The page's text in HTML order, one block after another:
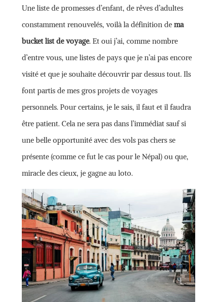
Une liste de promesses d’enfant, de rêves d’adultes
constamment renouvelés, voilà la définition de ma
bucket list de voyage. Et oui j’ai, comme nombre
d’entre vous, une listes de pays que je n’ai pas encore
visité et que je souhaite découvrir par dessus tout. Ils
font partis de mes gros projets de voyages
personnels. Pour certains, je le sais, il faut et il faudra
être patient. Cela ne sera pas dans l’immédiat sauf si
une belle opportunité avec des vols pas chers se
présente (comme ce fut le cas pour le Népal) ou que,
miracle des cieux, je gagne au loto.